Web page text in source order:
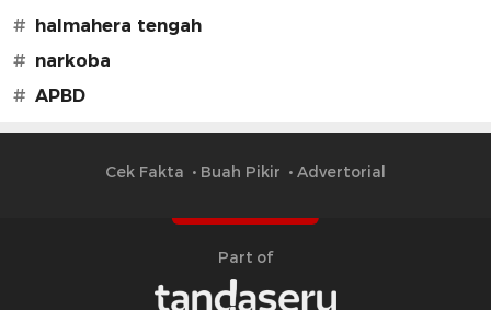
# halmahera tengah
# narkoba
# APBD
Cek Fakta Buah Pikir Advertorial
Part of